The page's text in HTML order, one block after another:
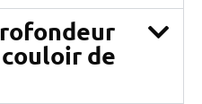
de